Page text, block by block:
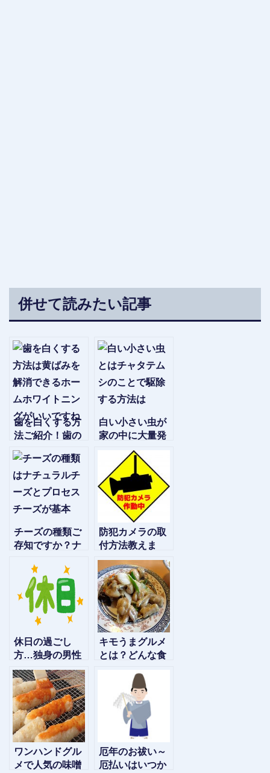
併せて読みたい記事
歯を白くする方
法ご紹介！歯の
黄ばみ解消！ホ
ワイトニングを
自宅で
白い小さい虫が
家の中に大量発
生！ 果たして
その正体とは？
チーズの種類ご
存知ですか？ナ
とプロセスチー
ズの違い
防犯カメラの取
付方法教えま
す！簡単に自分
で付けるコツと
は？
休日の過ごし
方…独身の男性
や女性にとって
充実した休日
を！
キモうまグルメ
とは？どんな食
べ物や料理が出
てくる？店はど
こにある？
ワンハンドグル
メで人気の味噌
厄年のお祓い～
厄払いはいつか